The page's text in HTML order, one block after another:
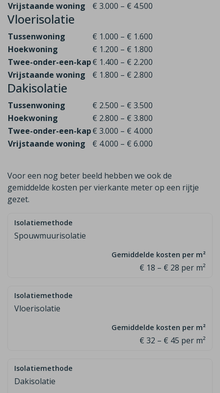
Vrijstaande woning
€ 3.000 – € 4.500
Vloerisolatie
Tussenwoning
€ 1.000 – € 1.600
Hoekwoning
€ 1.200 – € 1.800
Twee-onder-een-kap€ 1.400 – € 2.200
Vrijstaande woning
€ 1.800 – € 2.800
Dakisolatie
Tussenwoning
€ 2.500 – € 3.500
Hoekwoning
€ 2.800 – € 3.800
Twee-onder-een-kap€ 3.000 – € 4.000
Vrijstaande woning
€ 4.000 – € 6.000
Voor een nog beter beeld hebben we ook de
gemiddelde kosten per vierkante meter op een rijtje
gezet.
Spouwmuurisolatie
€ 18 – € 28 per m²
Vloerisolatie
€ 32 – € 45 per m²
Dakisolatie